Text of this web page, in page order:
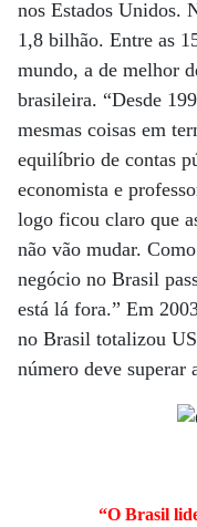
nos Estados Unidos.
1,8 bilhão. Entre as
mundo, a de melhor
brasileira. “Desde
mesmas coisas em
equilíbrio de contas
economista e
logo ficou claro que
não vão mudar.
negócio no Brasil
está lá fora.” Em
no Brasil totalizou
número deve superar
“O Brasil